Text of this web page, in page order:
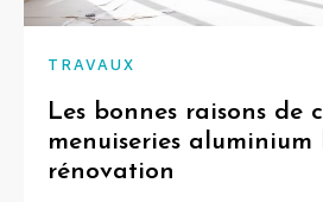
TRAVAUX
Les bonnes raisons de
menuiseries aluminium
rénovation